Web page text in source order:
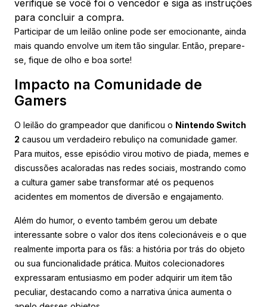
verifique se você foi o vencedor e siga as instruções
para concluir a compra.
Participar de um leilão online pode ser emocionante, ainda
mais quando envolve um item tão singular. Então, prepare-
se, fique de olho e boa sorte!
Impacto na Comunidade de
Gamers
O leilão do grampeador que danificou o Nintendo Switch
2 causou um verdadeiro rebuliço na comunidade gamer.
Para muitos, esse episódio virou motivo de piada, memes e
discussões acaloradas nas redes sociais, mostrando como
a cultura gamer sabe transformar até os pequenos
acidentes em momentos de diversão e engajamento.
Além do humor, o evento também gerou um debate
interessante sobre o valor dos itens colecionáveis e o que
realmente importa para os fãs: a história por trás do objeto
ou sua funcionalidade prática. Muitos colecionadores
expressaram entusiasmo em poder adquirir um item tão
peculiar, destacando como a narrativa única aumenta o